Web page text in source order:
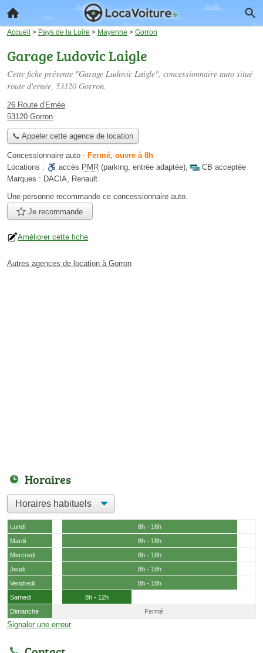
Accueil > Pays de la Loire > Mayenne > Gorron
Garage Ludovic Laigle
Cette fiche présente "Garage Ludovic Laigle", concessionnaire auto situé
route d'ernée, 53120 Gorron.
26 Route d'Ernée
53120 Gorron
📞 Appeler cette agence de location
Concessionnaire auto - Fermé, ouvre à 8h
Locations :
accès PMR (parking, entrée adaptée),
CB acceptée
Marques : DACIA, Renault
Une personne recommande ce concessionnaire auto.
Je recommande
Améliorer cette fiche
Autres agences de location à Gorron
Horaires
Lundi
8h - 18h
Mardi
8h - 18h
Mercredi
8h - 18h
Jeudi
8h - 18h
Vendredi
8h - 18h
Samedi
8h - 12h
Dimanche
Fermé
Signaler une erreur